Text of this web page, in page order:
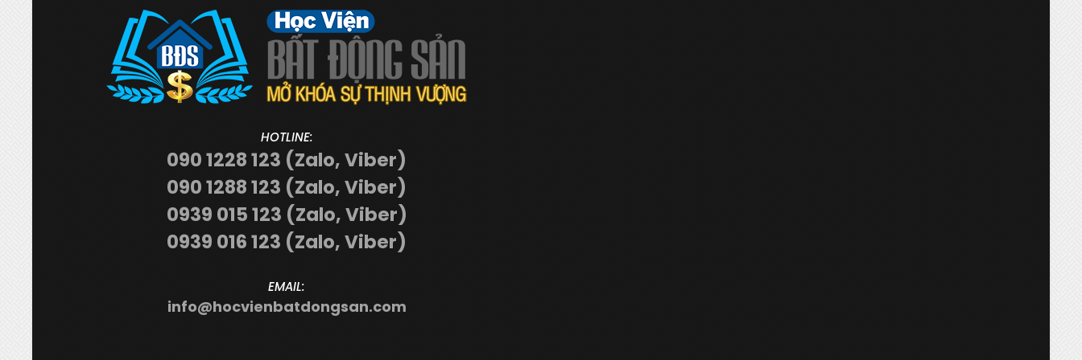
HOTLINE:
090 1228 123 (Zalo, Viber)
090 1288 123 (Zalo, Viber)
0939 015 123 (Zalo, Viber)
0939 016 123 (Zalo, Viber)
EMAIL:
info@hocvienbatdongsan.com